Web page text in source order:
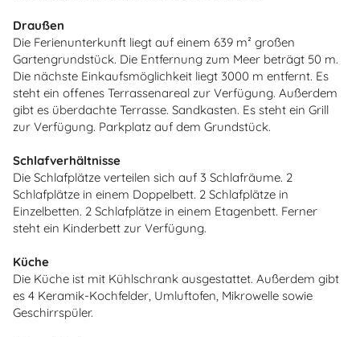
Draußen
Die Ferienunterkunft liegt auf einem 639 m² großen
Gartengrundstück. Die Entfernung zum Meer beträgt 50 m.
Die nächste Einkaufsmöglichkeit liegt 3000 m entfernt. Es
steht ein offenes Terrassenareal zur Verfügung. Außerdem
gibt es überdachte Terrasse. Sandkasten. Es steht ein Grill
zur Verfügung. Parkplatz auf dem Grundstück.
Schlafverhältnisse
Die Schlafplätze verteilen sich auf 3 Schlafräume. 2
Schlafplätze in einem Doppelbett. 2 Schlafplätze in
Einzelbetten. 2 Schlafplätze in einem Etagenbett. Ferner
steht ein Kinderbett zur Verfügung.
Küche
Die Küche ist mit Kühlschrank ausgestattet. Außerdem gibt
es 4 Keramik-Kochfelder, Umluftofen, Mikrowelle sowie
Geschirrspüler.